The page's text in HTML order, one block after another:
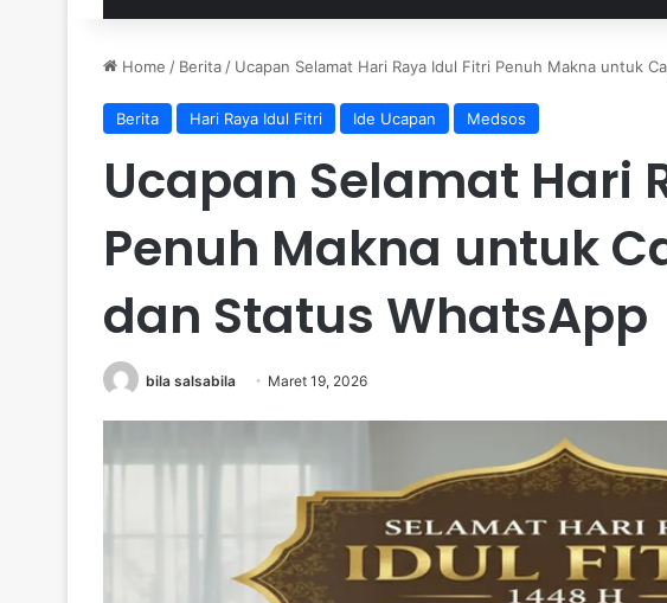
Home / Berita / Ucapan Selamat Hari Raya Idul Fitri Penuh Makna untuk
Berita Hari Raya Idul Fitri Ide Ucapan Medsos
Ucapan Selamat Hari
Penuh Makna untuk
dan Status WhatsApp
bila salsabila Maret 19, 2026